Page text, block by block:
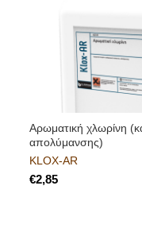
Αρωματική χλωρίνη
απολύμανσης)
KLOX-AR
€